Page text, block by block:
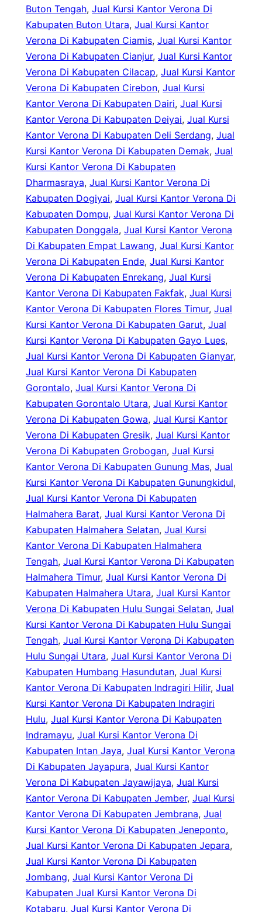
Buton Tengah, Jual Kursi Kantor Verona Di
Kabupaten Buton Utara, Jual Kursi Kantor
Verona Di Kabupaten Ciamis, Jual Kursi Kantor
Verona Di Kabupaten Cianjur, Jual Kursi Kantor
Verona Di Kabupaten Cilacap, Jual Kursi Kantor
Verona Di Kabupaten Cirebon, Jual Kursi
Kantor Verona Di Kabupaten Dairi, Jual Kursi
Kantor Verona Di Kabupaten Deiyai, Jual Kursi
Kantor Verona Di Kabupaten Deli Serdang, Jual
Kursi Kantor Verona Di Kabupaten Demak, Jual
Kursi Kantor Verona Di Kabupaten
Dharmasraya, Jual Kursi Kantor Verona Di
Kabupaten Dogiyai, Jual Kursi Kantor Verona Di
Kabupaten Dompu, Jual Kursi Kantor Verona Di
Kabupaten Donggala, Jual Kursi Kantor Verona
Di Kabupaten Empat Lawang, Jual Kursi Kantor
Verona Di Kabupaten Ende, Jual Kursi Kantor
Verona Di Kabupaten Enrekang, Jual Kursi
Kantor Verona Di Kabupaten Fakfak, Jual Kursi
Kantor Verona Di Kabupaten Flores Timur, Jual
Kursi Kantor Verona Di Kabupaten Garut, Jual
Kursi Kantor Verona Di Kabupaten Gayo Lues
Jual Kursi Kantor Verona Di Kabupaten Gianyar
Jual Kursi Kantor Verona Di Kabupaten
Gorontalo, Jual Kursi Kantor Verona Di
Kabupaten Gorontalo Utara, Jual Kursi Kantor
Verona Di Kabupaten Gowa, Jual Kursi Kantor
Verona Di Kabupaten Gresik, Jual Kursi Kantor
Verona Di Kabupaten Grobogan, Jual Kursi
Kantor Verona Di Kabupaten Gunung Mas, Jual
Kursi Kantor Verona Di Kabupaten Gunungkidul
Jual Kursi Kantor Verona Di Kabupaten
Halmahera Barat, Jual Kursi Kantor Verona Di
Kabupaten Halmahera Selatan, Jual Kursi
Kantor Verona Di Kabupaten Halmahera
Tengah, Jual Kursi Kantor Verona Di Kabupaten
Halmahera Timur, Jual Kursi Kantor Verona Di
Kabupaten Halmahera Utara, Jual Kursi Kantor
Verona Di Kabupaten Hulu Sungai Selatan, Jual
Kursi Kantor Verona Di Kabupaten Hulu Sungai
Tengah, Jual Kursi Kantor Verona Di Kabupaten
Hulu Sungai Utara, Jual Kursi Kantor Verona Di
Kabupaten Humbang Hasundutan, Jual Kursi
Kantor Verona Di Kabupaten Indragiri Hilir, Jual
Kursi Kantor Verona Di Kabupaten Indragiri
Hulu, Jual Kursi Kantor Verona Di Kabupaten
Indramayu, Jual Kursi Kantor Verona Di
Kabupaten Intan Jaya, Jual Kursi Kantor Verona
Di Kabupaten Jayapura, Jual Kursi Kantor
Verona Di Kabupaten Jayawijaya, Jual Kursi
Kantor Verona Di Kabupaten Jember, Jual Kursi
Kantor Verona Di Kabupaten Jembrana, Jual
Kursi Kantor Verona Di Kabupaten Jeneponto
Jual Kursi Kantor Verona Di Kabupaten Jepara
Jual Kursi Kantor Verona Di Kabupaten
Jombang, Jual Kursi Kantor Verona Di
Kabupaten Jual Kursi Kantor Verona Di
Kotabaru, Jual Kursi Kantor Verona Di